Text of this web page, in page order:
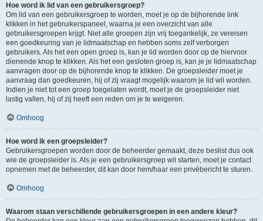
Hoe word ik lid van een gebruikersgroep?
Om lid van een gebruikersgroep te worden, moet je op de bijhorende link
klikken in het gebruikerspaneel, waarna je een overzicht van alle
gebruikersgroepen krijgt. Niet alle groepen zijn vrij toegankelijk, ze vereisen
een goedkeuring van je lidmaatschap en hebben soms zelf verborgen
gebruikers. Als het een open groep is, kan je lid worden door op de hiervoor
dienende knop te klikken. Als het een gesloten groep is, kan je je lidmaatschap
aanvragen door op de bijhorende knop te klikken. De groepsleider moet je
aanvraag dan goedkeuren, hij of zij vraagt mogelijk waarom je lid wil worden.
Indien je niet tot een groep toegelaten wordt, moet je de groepsleider niet
lastig vallen, hij of zij heeft een reden om je te weigeren.
Omhoog
Hoe word ik een groepsleider?
Gebruikersgroepen worden door de beheerder gemaakt, deze beslist dus ook
wie de groepsleider is. Als je een gebruikersgroep wil starten, moet je contact
opnemen met de beheerder, dit kan door hem/haar een privébericht te sturen.
Omhoog
Waarom staan verschillende gebruikersgroepen in een andere kleur?